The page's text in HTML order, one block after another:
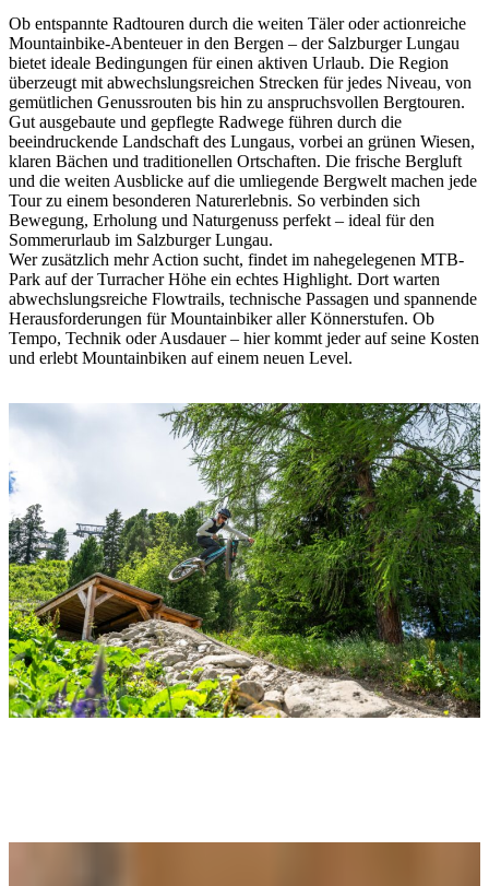
Ob entspannte Radtouren durch die weiten Täler oder actionreiche
Mountainbike-Abenteuer in den Bergen – der Salzburger Lungau
bietet ideale Bedingungen für einen aktiven Urlaub. Die Region
überzeugt mit abwechslungsreichen Strecken für jedes Niveau, von
gemütlichen Genussrouten bis hin zu anspruchsvollen Bergtouren.
Gut ausgebaute und gepflegte Radwege führen durch die
beeindruckende Landschaft des Lungaus, vorbei an grünen Wiesen,
klaren Bächen und traditionellen Ortschaften. Die frische Bergluft
und die weiten Ausblicke auf die umliegende Bergwelt machen jede
Tour zu einem besonderen Naturerlebnis. So verbinden sich
Bewegung, Erholung und Naturgenuss perfekt – ideal für den
Sommerurlaub im Salzburger Lungau.
Wer zusätzlich mehr Action sucht, findet im nahegelegenen MTB-
Park auf der Turracher Höhe ein echtes Highlight. Dort warten
abwechslungsreiche Flowtrails, technische Passagen und spannende
Herausforderungen für Mountainbiker aller Könnerstufen. Ob
Tempo, Technik oder Ausdauer – hier kommt jeder auf seine Kosten
und erlebt Mountainbiken auf einem neuen Level.